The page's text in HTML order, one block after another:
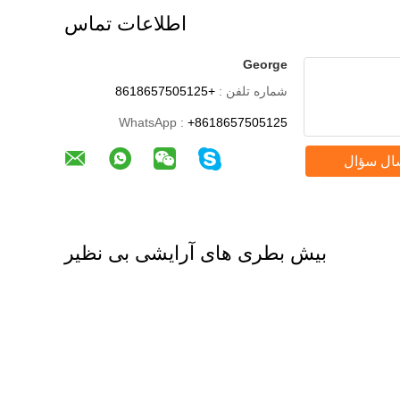
اطلاعات تماس
George
شماره تلفن : +8618657505125
WhatsApp : +8618657505125
سؤال
بیش بطری های آرایشی بی نظیر